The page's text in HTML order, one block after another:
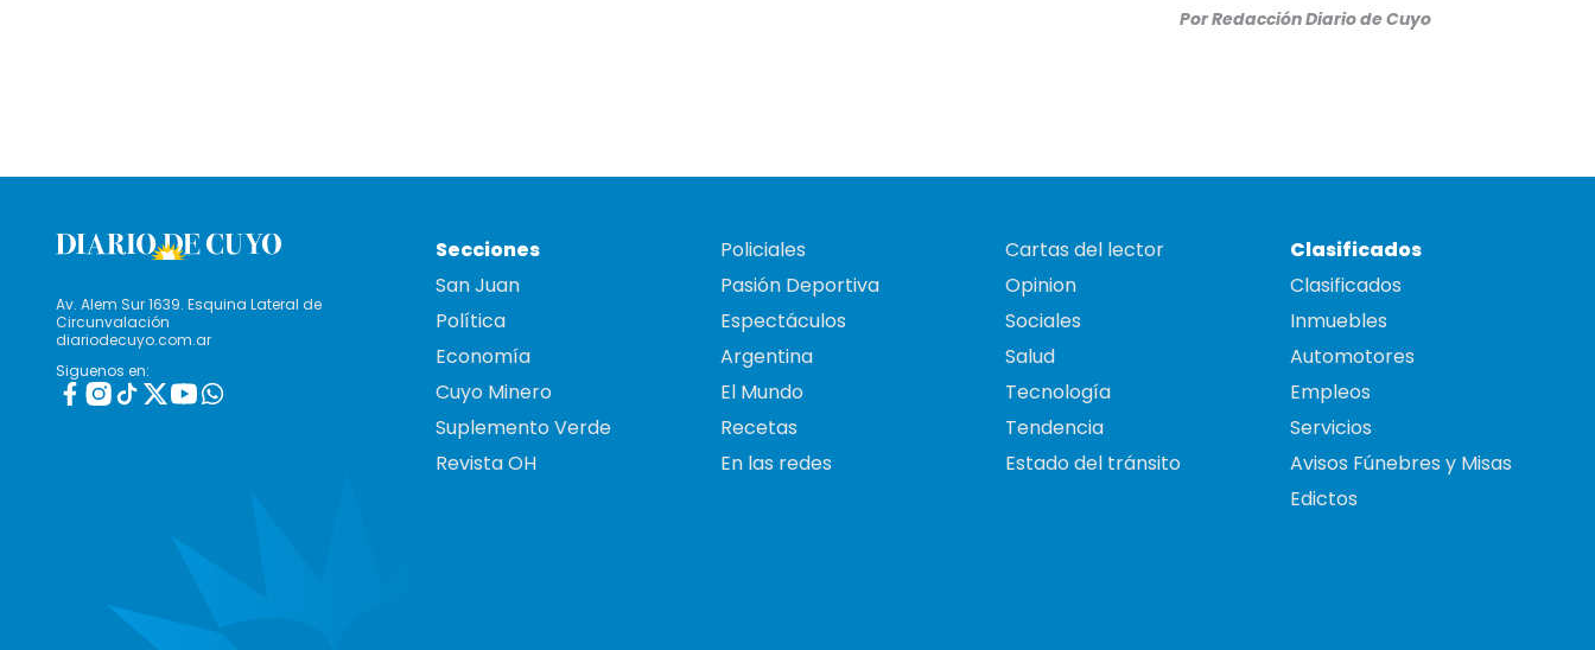
PorRedacción Diario de Cuyo
Av. Alem Sur 1639. Esquina Lateral de
Circunvalación
diariodecuyo.com.ar
Siguenos en:
Secciones
San Juan
Política
Economía
Cuyo Minero
Suplemento Verde
Revista OH
Policiales
Pasión Deportiva
Espectáculos
Argentina
El Mundo
Recetas
En las redes
Cartas del lector
Opinion
Sociales
Salud
Tecnología
Tendencia
Estado del tránsito
Clasificados
Clasificados
Inmuebles
Automotores
Empleos
Servicios
Avisos Fúnebres y Misas
Edictos